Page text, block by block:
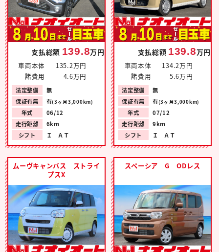
支払総額 139.8万円
車両本体
135.2万円
諸費用
4.6万円
法定整備
無
保証有無
有(3ヶ月3,000km)
年式
06/12
走行距離
6km
シフト
Ｉ ＡＴ
支払総額 139.8万円
車両本体
134.2万円
諸費用
5.6万円
法定整備
無
保証有無
有(3ヶ月3,000km)
年式
07/12
走行距離
9km
シフト
Ｉ ＡＴ
ムーヴキャンバス ストライ
プスX
スペーシア G ODレス